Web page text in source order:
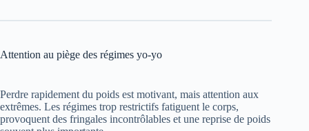
Attention au piège des régimes yo-yo
Perdre rapidement du poids est motivant, mais attention aux
extrêmes. Les régimes trop restrictifs fatiguent le corps,
provoquent des fringales incontrôlables et une reprise de poids